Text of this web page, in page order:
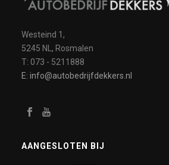
Westeind 1,
5245 NL, Rosmalen
T: 073 - 5211888
E: info@autobedrijfdekkers.nl
AANGESLOTEN BIJ